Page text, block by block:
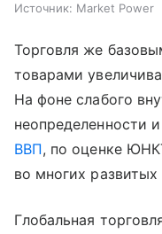
Источник: Market Power
Торговля же
товарами
На фоне слабого
неопределенности
ВВП, по оценке
во многих
Глобальная